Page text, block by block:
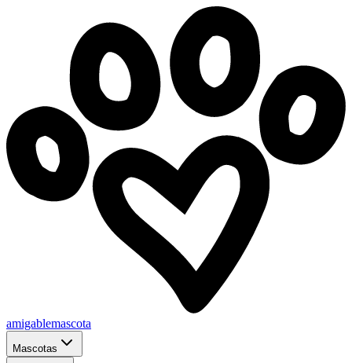
amigablemascota
Mascotas